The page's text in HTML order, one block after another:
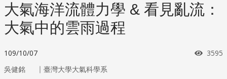
大氣海洋流體力學 & 看見亂流：
大氣中的雲雨過程
109/10/07 瀏覽
3595
吳健銘 ｜ 臺灣大學大氣科學系